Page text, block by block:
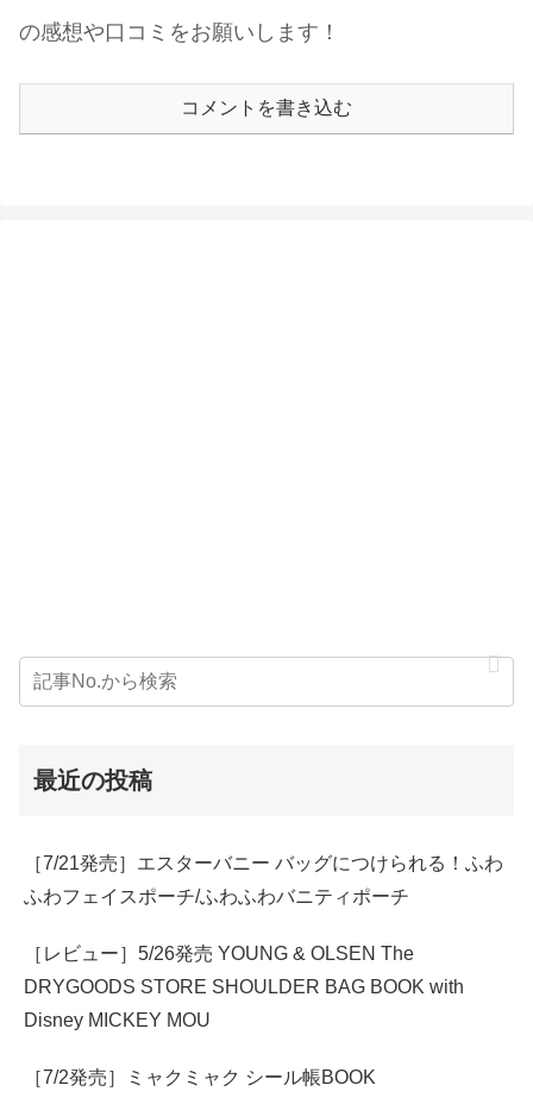
の感想や口コミをお願いします！
コメントを書き込む
最近の投稿
［7/21発売］エスターバニー バッグにつけられる！ふわ
ふわフェイスポーチ/ふわふわバニティポーチ
［レビュー］5/26発売 YOUNG & OLSEN The
DRYGOODS STORE SHOULDER BAG BOOK with
Disney MICKEY MOU
［7/2発売］ミャクミャク シール帳BOOK